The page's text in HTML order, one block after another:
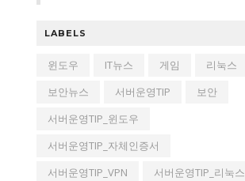
LABELS
윈도우 IT뉴스 게임
리눅스
보안뉴스
서버운영TIP
보안
서버운영TIP_윈도우
서버운영TIP_자체인증서
서버운영TIP_VPN
서버운영TIP_리눅스